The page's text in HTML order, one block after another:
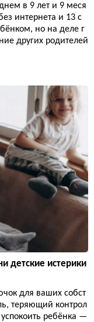
в 9 лет и 9 меся
интернета и 13 с
но на деле г
других родителей
детские истерики
для ваших собст
теряющий контрол
успокоить ребёнка —